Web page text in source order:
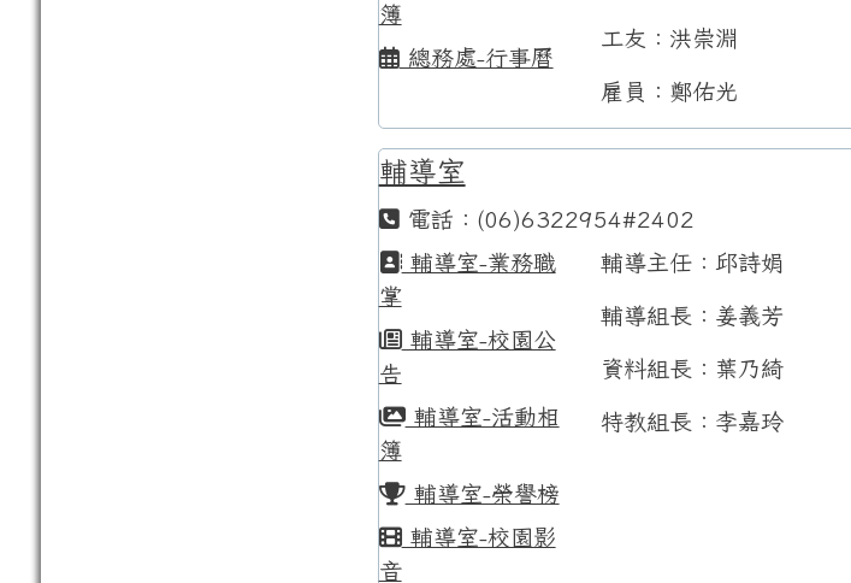
簿
總務處-行事曆
工友：洪崇淵
雇員：鄭佑光
輔導室
電話：(06)6322954#2402
輔導室-業務職
掌
輔導室-校園公
告
輔導室-活動相
簿
輔導室-榮譽榜
輔導室-校園影
音
輔導主任：邱詩娟
輔導組長：姜義芳
資料組長：葉乃綺
特教組長：李嘉玲